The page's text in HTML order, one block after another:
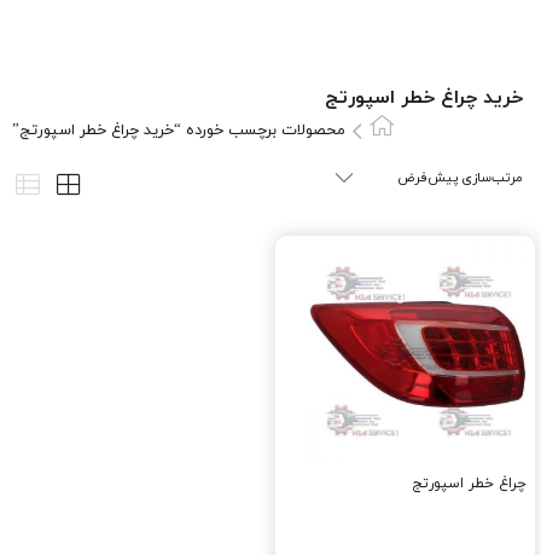
خرید چراغ خطر اسپورتج
محصولات برچسب خورده “خرید چراغ خطر اسپورتج”
چراغ خطر اسپورتج